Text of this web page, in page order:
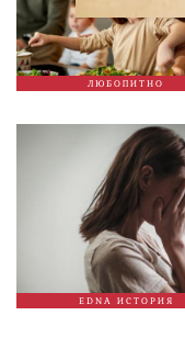
ЛЮБОПИТНО
EDNA ИСТОРИЯ